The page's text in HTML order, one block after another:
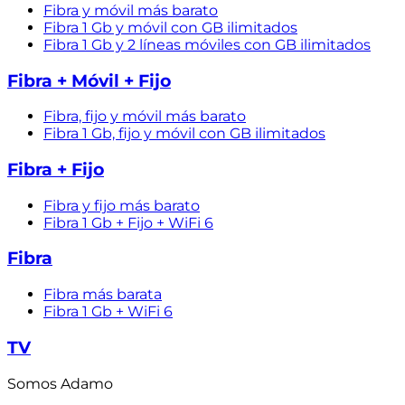
Fibra y móvil más barato
Fibra 1 Gb y móvil con GB ilimitados
Fibra 1 Gb y 2 líneas móviles con GB ilimitados
Fibra + Móvil + Fijo
Fibra, fijo y móvil más barato
Fibra 1 Gb, fijo y móvil con GB ilimitados
Fibra + Fijo
Fibra y fijo más barato
Fibra 1 Gb + Fijo + WiFi 6
Fibra
Fibra más barata
Fibra 1 Gb + WiFi 6
TV
Somos Adamo